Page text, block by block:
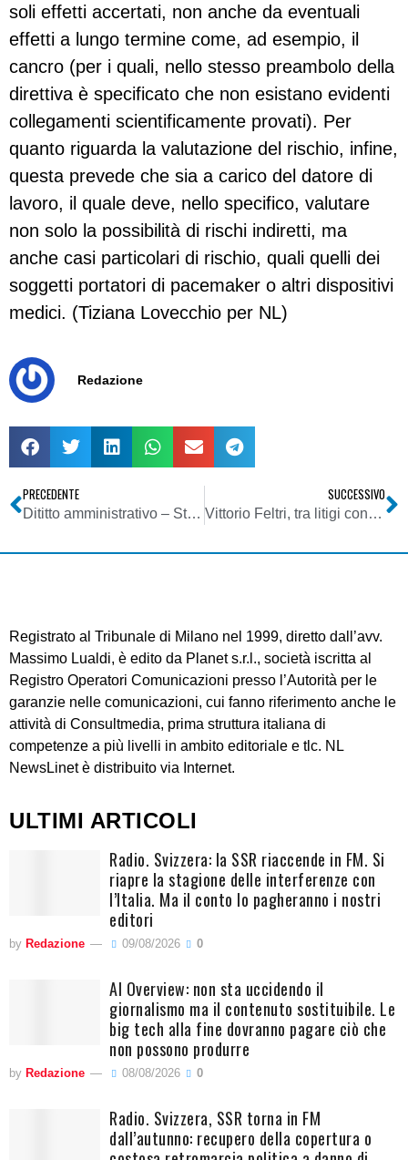
soli effetti accertati, non anche da eventuali
effetti a lungo termine come, ad esempio, il
cancro (per i quali, nello stesso preambolo della
direttiva è specificato che non esistano evidenti
collegamenti scientificamente provati). Per
quanto riguarda la valutazione del rischio, infine,
questa prevede che sia a carico del datore di
lavoro, il quale deve, nello specifico, valutare
non solo la possibilità di rischi indiretti, ma
anche casi particolari di rischio, quali quelli dei
soggetti portatori di pacemaker o altri dispositivi
medici. (Tiziana Lovecchio per NL)
Redazione
PRECEDENTE
Dititto amministrativo – Stazioni radio-base per telefonia mobile
SUCCESSIVO
Vittorio Feltri, tra litigi con i giornalisti e la possibile svolta a sinistra dei suoi editori
Registrato al Tribunale di Milano nel 1999, diretto dall’avv.
Massimo Lualdi, è edito da Planet s.r.l., società iscritta al
Registro Operatori Comunicazioni presso l’Autorità per le
garanzie nelle comunicazioni, cui fanno riferimento anche le
attività di Consultmedia, prima struttura italiana di
competenze a più livelli in ambito editoriale e tlc. NL
NewsLinet è distribuito via Internet.
ULTIMI ARTICOLI
Radio. Svizzera: la SSR riaccende in FM. Si
riapre la stagione delle interferenze con
l’Italia. Ma il conto lo pagheranno i nostri
editori
by Redazione 09/08/2026 0
AI Overview: non sta uccidendo il
giornalismo ma il contenuto sostituibile. Le
big tech alla fine dovranno pagare ciò che
non possono produrre
by Redazione 08/08/2026 0
Radio. Svizzera, SSR torna in FM
dall’autunno: recupero della copertura o